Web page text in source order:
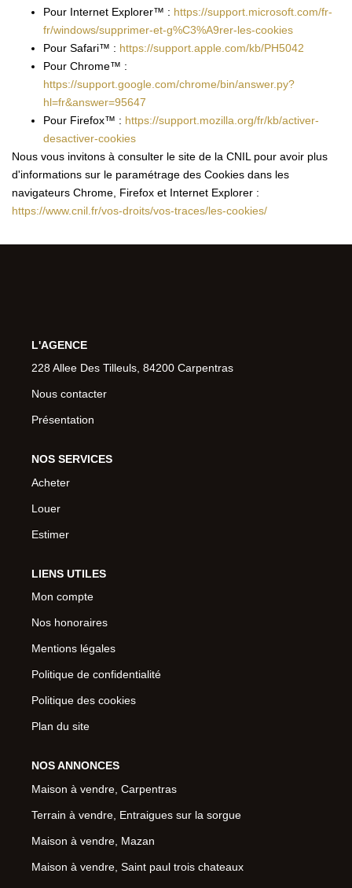
Pour Internet Explorer™ : https://support.microsoft.com/fr-
fr/windows/supprimer-et-g%C3%A9rer-les-cookies
Pour Safari™ : https://support.apple.com/kb/PH5042
Pour Chrome™ :
https://support.google.com/chrome/bin/answer.py?
hl=fr&answer=95647
Pour Firefox™ : https://support.mozilla.org/fr/kb/activer-
desactiver-cookies
Nous vous invitons à consulter le site de la CNIL pour avoir plus
d'informations sur le paramétrage des Cookies dans les
navigateurs Chrome, Firefox et Internet Explorer :
https://www.cnil.fr/vos-droits/vos-traces/les-cookies/
L'AGENCE
228 Allee Des Tilleuls, 84200 Carpentras
Nous contacter
Présentation
NOS SERVICES
Acheter
Louer
Estimer
LIENS UTILES
Mon compte
Nos honoraires
Mentions légales
Politique de confidentialité
Politique des cookies
Plan du site
NOS ANNONCES
Maison à vendre, Carpentras
Terrain à vendre, Entraigues sur la sorgue
Maison à vendre, Mazan
Maison à vendre, Saint paul trois chateaux